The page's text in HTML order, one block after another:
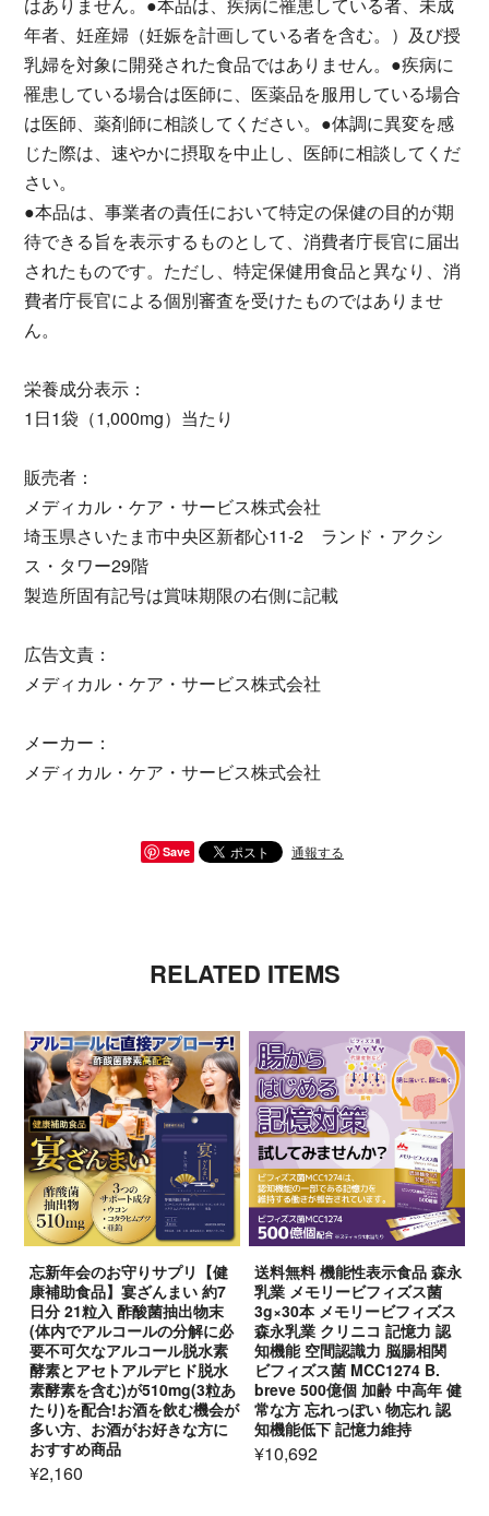
年者、妊産婦（妊娠を計画している者を含む。）及び授
乳婦を対象に開発された食品ではありません。●疾病に
罹患している場合は医師に、医薬品を服用している場合
は医師、薬剤師に相談してください。●体調に異変を感
じた際は、速やかに摂取を中止し、医師に相談してくだ
さい。
●本品は、事業者の責任において特定の保健の目的が期
待できる旨を表示するものとして、消費者庁長官に届出
されたものです。ただし、特定保健用食品と異なり、消
費者庁長官による個別審査を受けたものではありませ
ん。
栄養成分表示：
1日1袋（1,000mg）当たり
販売者：
メディカル・ケア・サービス株式会社
埼玉県さいたま市中央区新都心11-2 ランド・アクシ
ス・タワー29階
製造所固有記号は賞味期限の右側に記載
広告文責：
メディカル・ケア・サービス株式会社
メーカー：
メディカル・ケア・サービス株式会社
Save 通報する
RELATED ITEMS
忘新年会のお守りサプリ【健
康補助食品】宴ざんまい 約7
日分 21粒入 酢酸菌抽出物末
(体内でアルコールの分解に必
要不可欠なアルコール脱水素
酵素とアセトアルデヒド脱水
素酵素を含む)が510mg(3粒あ
たり)を配合!お酒を飲む機会が
多い方、お酒がお好きな方に
おすすめ商品
¥2,160
送料無料 機能性表示食品 森永
乳業 メモリービフィズス菌
3g×30本 メモリービフィズス
森永乳業 クリニコ 記憶力 認
知機能 空間認識力 脳腸相関
ビフィズス菌 MCC1274 B.
breve 500億個 加齢 中高年 健
常な方 忘れっぽい 物忘れ 認
知機能低下 記憶力維持
¥10,692